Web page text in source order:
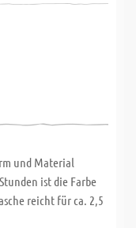
und Material
ist die Farbe
reicht für ca. 2,5